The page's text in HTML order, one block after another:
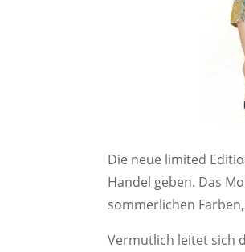
Die neue limited
Handel geben. Das
sommerlichen
Vermutlich leitet sich